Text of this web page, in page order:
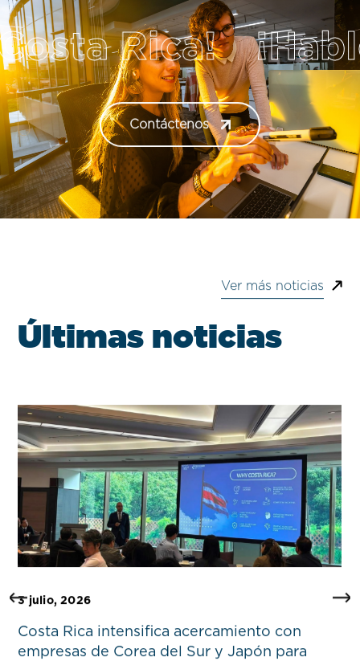
Rica!
Contáctenos
Ver más noticias
Últimas noticias
3 julio, 2026
Costa Rica intensifica acercamiento con
empresas de Corea del Sur y Japón para
3